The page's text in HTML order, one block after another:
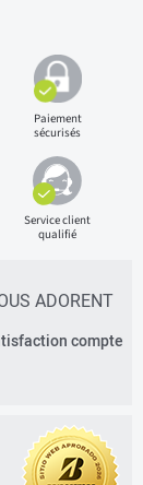
Paiement
sécurisés
Service client
qualifié
ADORENT
compte